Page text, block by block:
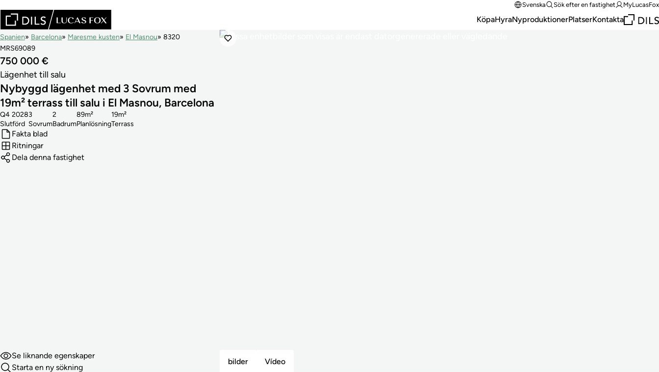
Svenska Sök efter en fastighet MyLucasFox
KöpaHyraNyproduktionerPlatserKontakta
bilder Vídeo
Spanien Barcelona Maresme kusten El Masnou
8320
MRS69089
750 000 €
Lägenhet till salu
Nybyggd lägenhet med 3 Sovrum med
19m² terrass till salu i El Masnou, Barcelona
Slutförd
Q4 2028
Sovrum
3
Badrum
2
Planlösning
89m²
Terrass
19m²
Fakta blad
Ritningar
Dela denna fastighet
Se liknande egenskaper
Starta en ny sökning